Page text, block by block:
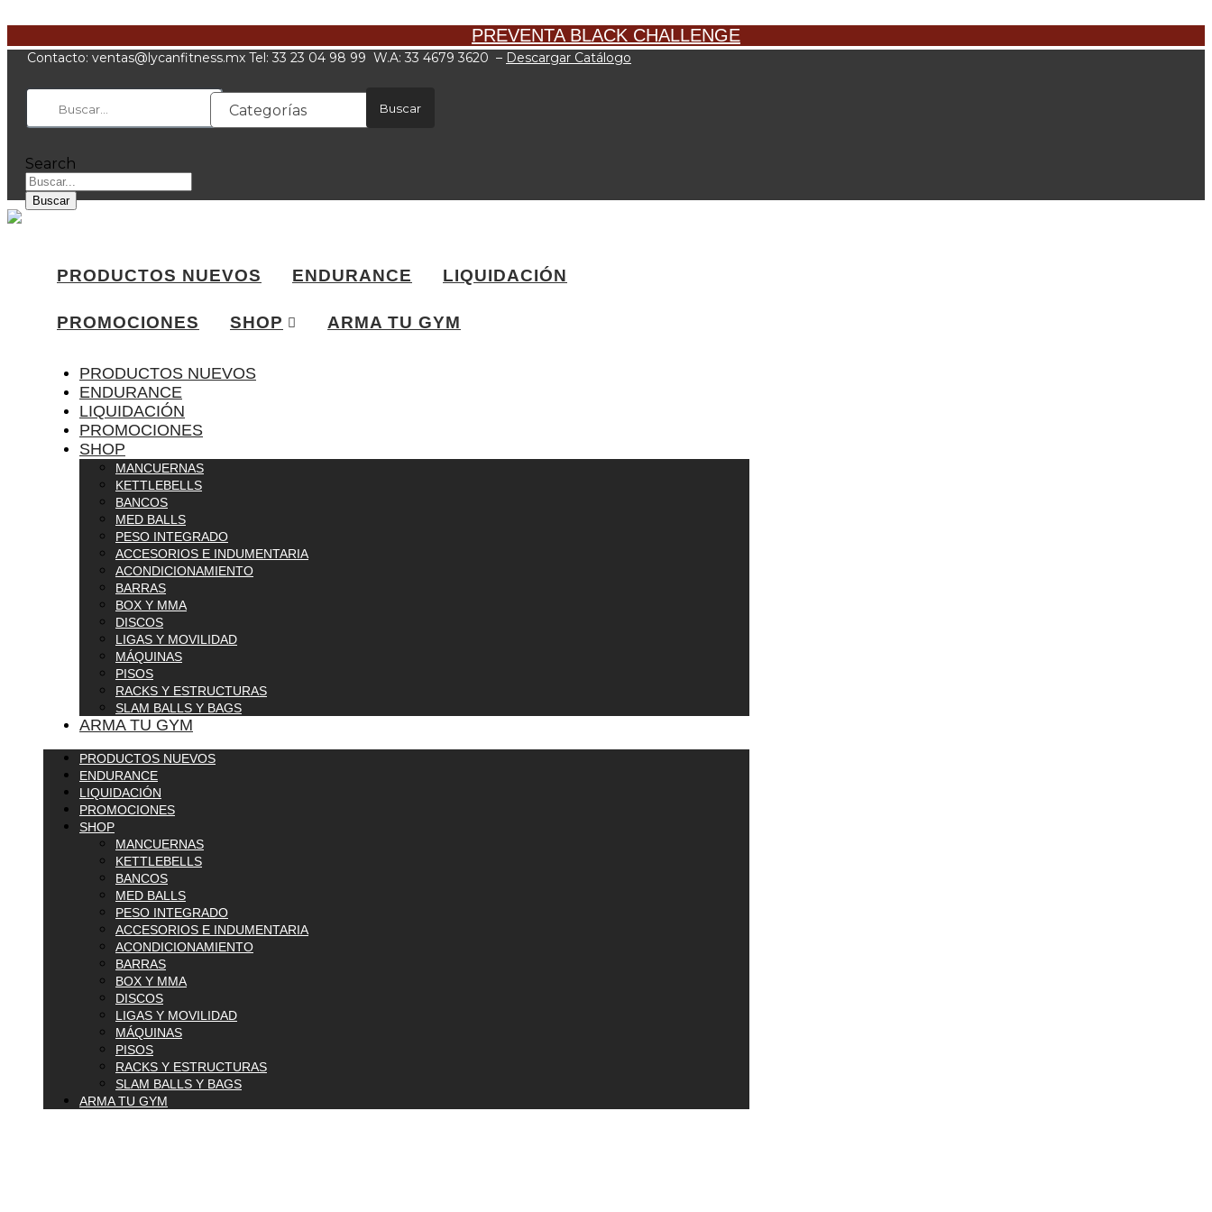
contenido
PREVENTA BLACK CHALLENGE
Contacto: xm.ssentifnacyl@satnev Tel: 33 23 04 98 99 W.A: 33 4679 3620 – Descargar Catálogo
Categorías Buscar
Search
Buscar
PRODUCTOS NUEVOS ENDURANCE LIQUIDACIÓN
PROMOCIONES SHOP ARMA TU GYM
PRODUCTOS NUEVOS
ENDURANCE
LIQUIDACIÓN
PROMOCIONES
SHOP
MANCUERNAS
KETTLEBELLS
BANCOS
MED BALLS
PESO INTEGRADO
ACCESORIOS E INDUMENTARIA
ACONDICIONAMIENTO
BARRAS
BOX Y MMA
DISCOS
LIGAS Y MOVILIDAD
MÁQUINAS
PISOS
RACKS Y ESTRUCTURAS
SLAM BALLS Y BAGS
ARMA TU GYM
PRODUCTOS NUEVOS
ENDURANCE
LIQUIDACIÓN
PROMOCIONES
SHOP
MANCUERNAS
KETTLEBELLS
BANCOS
MED BALLS
PESO INTEGRADO
ACCESORIOS E INDUMENTARIA
ACONDICIONAMIENTO
BARRAS
BOX Y MMA
DISCOS
LIGAS Y MOVILIDAD
MÁQUINAS
PISOS
RACKS Y ESTRUCTURAS
SLAM BALLS Y BAGS
ARMA TU GYM